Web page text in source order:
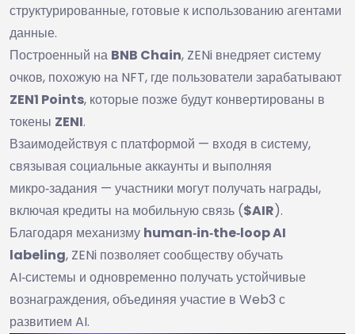
структурированные, готовые к использованию агентами
данные.
Построенный на BNB Chain, ZENi внедряет систему
очков, похожую на NFT, где пользователи зарабатывают
ZEN1 Points, которые позже будут конвертированы в
токены ZENI.
Взаимодействуя с платформой — входя в систему,
связывая социальные аккаунты и выполняя
микро‑задания — участники могут получать награды,
включая кредиты на мобильную связь ($AIR).
Благодаря механизму human‑in‑the‑loop AI
labeling, ZENi позволяет сообществу обучать
AI‑системы и одновременно получать устойчивые
вознаграждения, объединяя участие в Web3 с
развитием AI.